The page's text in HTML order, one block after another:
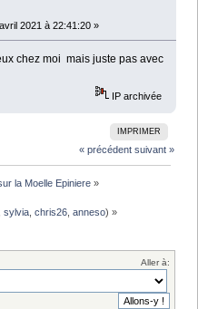
2021 à 22:41:20 »
chez moi mais juste pas avec
IP archivée
IMPRIMER
« précédent suivant »
la Moelle Epiniere »
,sylvia ,chris26 ,anneso) »
Aller à: